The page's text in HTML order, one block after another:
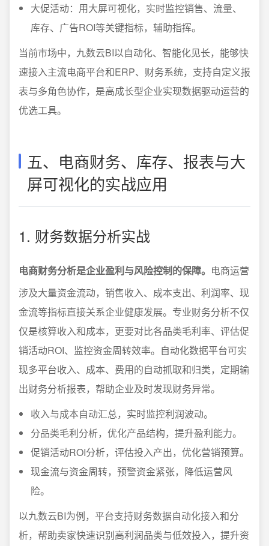
大促活动：用大屏可视化，实时监控销售、流量、
库存、广告ROI等关键指标，辅助指挥。
当前市场中，九数云BI以自动化、智能化见长，能够快
速接入主流电商平台和ERP、财务系统，支持自定义报
表与多角色协作，是高成长型企业实现数据驱动运营的
优选工具。
五、电商财务、库存、报表与大
屏可视化的实战应用
1. 财务数据分析实战
电商财务分析是企业盈利与风险控制的保障。 电商运营
涉及大量资金流动，销售收入、成本支出、利润率、现
金流等指标直接关系企业健康发展。专业财务分析不仅
仅是核算收入和成本，更要对比各品类毛利率、评估促
销活动ROI、监控资金周转效率。自动化数据平台可实
现多平台收入、成本、费用的自动抓取和归类，定期输
出财务分析报表，帮助企业及时发现财务异常。
收入与成本自动汇总，实时监控利润波动。
分品类毛利分析，优化产品结构，提升盈利能力。
促销活动ROI分析，评估投入产出，优化营销预算。
现金流与资金周转，预警资金紧张，降低运营风
险。
以九数云BI为例，平台支持财务数据自动化接入和分
析，帮助卖家快速识别高利润品类与低效投入，提升资